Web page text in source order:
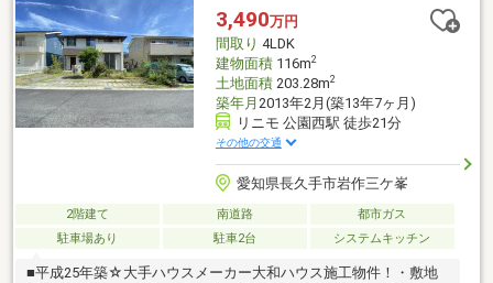
調整区域のため再建築の際は建築許可要※東側道路は歩行者専用
道路
3,490万円
間取り 4LDK
建物面積116m2
土地面積203.28m2
築年月 2013年2月(築13年7ヶ月)
リニモ 公園西駅 徒歩21分
その他の交通
愛知県長久手市岩作三ケ峯
2階建て 南道路
都市ガス
駐車場あり
駐車2台 システムキッチン
■平成25年築☆大手ハウスメーカー大和ハウス施工物件！・敷地